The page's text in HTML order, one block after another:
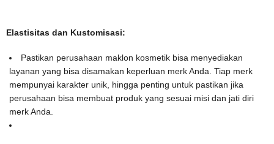
Elastisitas dan Kustomisasi:
Pastikan perusahaan maklon kosmetik bisa menyediakan
layanan yang bisa disamakan keperluan merk Anda. Tiap merk
mempunyai karakter unik, hingga penting untuk pastikan jika
perusahaan bisa membuat produk yang sesuai misi dan jati diri
merk Anda.